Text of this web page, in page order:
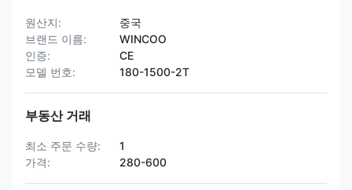
원산지:
중국
브랜드 이름:
WINCOO
인증:
CE
모델 번호:
180-1500-2T
부동산 거래
최소 주문 수량:
1
가격:
280-600